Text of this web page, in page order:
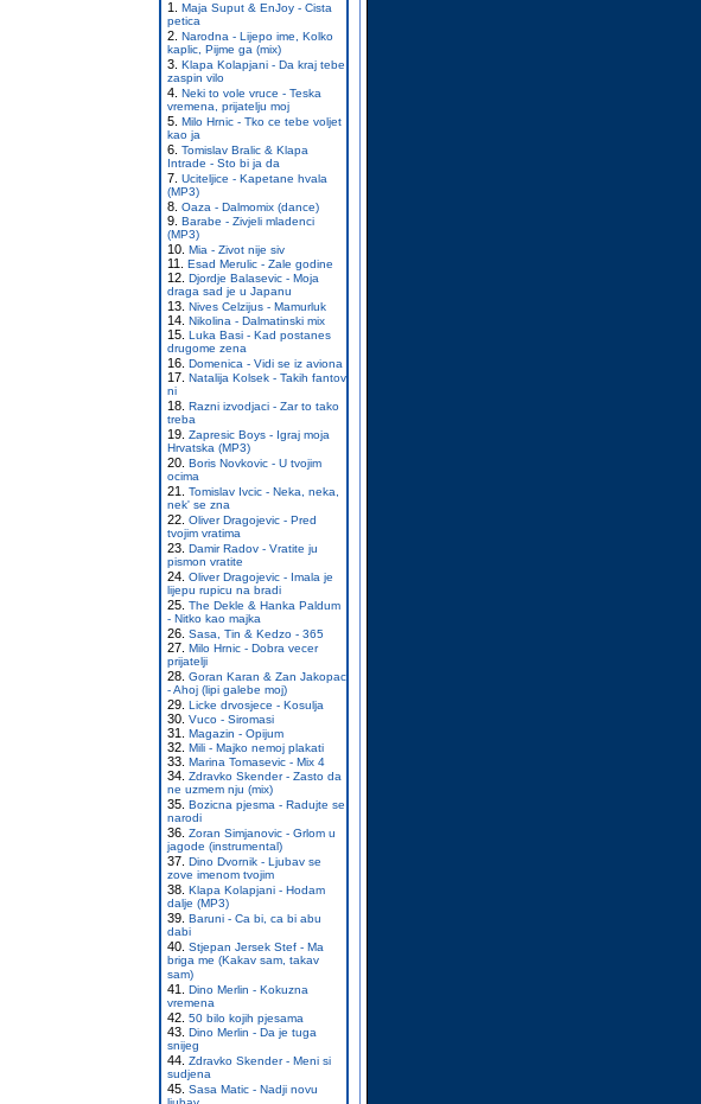
Maja Suput & EnJoy - Cista
petica
Narodna - Lijepo ime, Kolko
kaplic, Pijme ga (mix)
Klapa Kolapjani - Da kraj tebe
zaspin vilo
Neki to vole vruce - Teska
vremena, prijatelju moj
Milo Hrnic - Tko ce tebe voljet
kao ja
Tomislav Bralic & Klapa
Intrade - Sto bi ja da
Uciteljice - Kapetane hvala
(MP3)
Oaza - Dalmomix (dance)
Barabe - Zivjeli mladenci
(MP3)
Mia - Zivot nije siv
Esad Merulic - Zale godine
Djordje Balasevic - Moja
draga sad je u Japanu
Nives Celzijus - Mamurluk
Nikolina - Dalmatinski mix
Luka Basi - Kad postanes
drugome zena
Domenica - Vidi se iz aviona
Natalija Kolsek - Takih fantov
ni
Razni izvodjaci - Zar to tako
treba
Zapresic Boys - Igraj moja
Hrvatska (MP3)
Boris Novkovic - U tvojim
ocima
Tomislav Ivcic - Neka, neka,
nek' se zna
Oliver Dragojevic - Pred
tvojim vratima
Damir Radov - Vratite ju
pismon vratite
Oliver Dragojevic - Imala je
lijepu rupicu na bradi
The Dekle & Hanka Paldum
- Nitko kao majka
Sasa, Tin & Kedzo - 365
Milo Hrnic - Dobra vecer
prijatelji
Goran Karan & Zan Jakopac
- Ahoj (lipi galebe moj)
Licke drvosjece - Kosulja
Vuco - Siromasi
Magazin - Opijum
Mili - Majko nemoj plakati
Marina Tomasevic - Mix 4
Zdravko Skender - Zasto da
ne uzmem nju (mix)
Bozicna pjesma - Radujte se
narodi
Zoran Simjanovic - Grlom u
jagode (instrumental)
Dino Dvornik - Ljubav se
zove imenom tvojim
Klapa Kolapjani - Hodam
dalje (MP3)
Baruni - Ca bi, ca bi abu
dabi
Stjepan Jersek Stef - Ma
briga me (Kakav sam, takav
sam)
Dino Merlin - Kokuzna
vremena
50 bilo kojih pjesama
Dino Merlin - Da je tuga
snijeg
Zdravko Skender - Meni si
sudjena
Sasa Matic - Nadji novu